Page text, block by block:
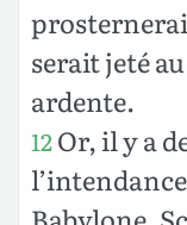
serait jeté
ardente.
12Or, il y a